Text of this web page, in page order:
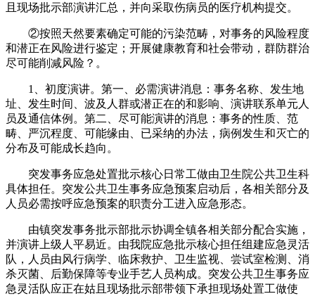
且现场批示部演讲汇总，并向采取伤病员的医疗机构提交。
②按照天然要素确定可能的污染范畴，对事务的风险程度
和潜正在风险进行鉴定；开展健康教育和社会带动，群防群治
尽可能削减风险？。
1、初度演讲。第一、必需演讲消息：事务名称、发生地
址、发生时间、波及人群或潜正在的和影响、演讲联系单元人
员及通信体例。第二、尽可能演讲的消息：事务的性质、范
畴、严沉程度、可能缘由、已采纳的办法，病例发生和灭亡的
分布及可能成长趋向。
突发事务应急处置批示核心日常工做由卫生院公共卫生科
具体担任。突发公共卫生事务应急预案启动后，各相关部分及
人员必需按呼应急预案的职责分工进入应急形态。
由镇突发事务批示部批示协调全镇各相关部分配合实施，
并演讲上级人平易近。由我院应急批示核心担任组建应急灵活
队，人员由风行病学、临床救护、卫生监视、尝试室检测、消
杀灭菌、后勤保障等专业手艺人员构成。突发公共卫生事务应
急灵活队应正在姑且现场批示部带领下承担现场处置工做使